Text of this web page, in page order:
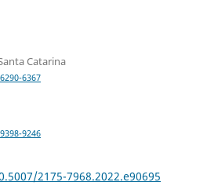
Catarina
6367
9246
2175-7968.2022.e90695